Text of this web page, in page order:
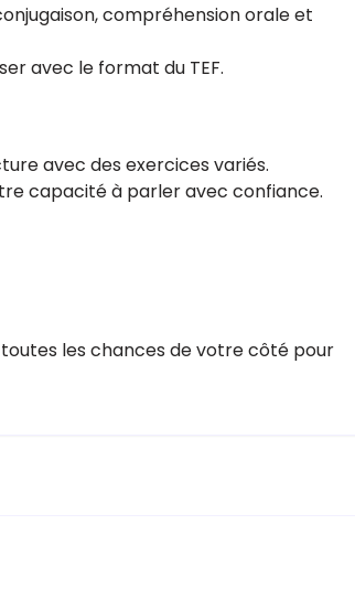
compréhension orale et
avec le format du TEF.
avec des exercices variés.
capacité à parler avec confiance.
les chances de votre côté pour